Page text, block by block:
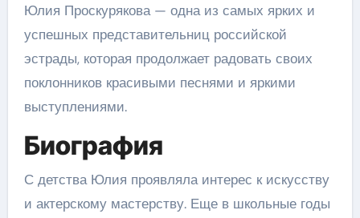
Юлия Проскурякова — одна из самых ярких и
успешных представительниц российской
эстрады, которая продолжает радовать своих
поклонников красивыми песнями и яркими
выступлениями.
Биография
С детства Юлия проявляла интерес к искусству
и актерскому мастерству. Еще в школьные годы